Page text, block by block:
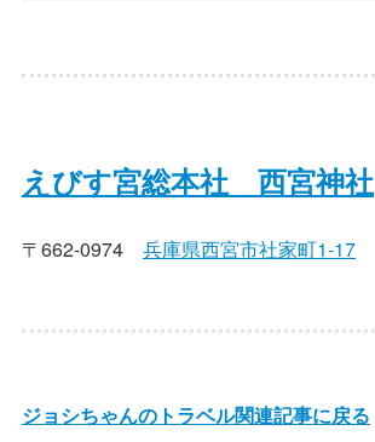
えびす宮総本社 西宮神社
〒662-0974 兵庫県西宮市社家町1-17
ジョシちゃんのトラベル関連記事に戻る